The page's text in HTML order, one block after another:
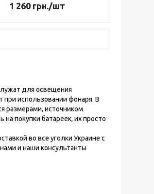
1 260 грн./шт
для освещения
при использовании фонаря. В
размерами, источником
покупки батареек, их просто
во все уголки Украине с
и наши консультанты